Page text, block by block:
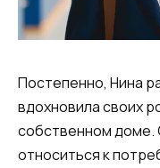
Постепенно, Нина
вдохновила своих
собственном доме.
относиться к